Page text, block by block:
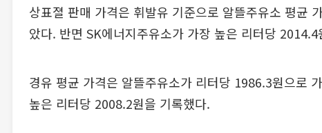
상표졀 판매 가격은 휘발유 기준으로 알뜰주유소 평균
았다. 반면 SK에너지주유소가 가장 높은 리터당 2014.4
경유 평균 가격은 알뜰주유소가 리터당 1986.3원으로
높은 리터당 2008.2원을 기록했다.